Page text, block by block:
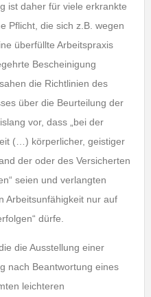
ist daher für viele erkrankte
Pflicht, die sich z.B. wegen
überfüllte Arbeitspraxis
Bescheinigung
die Richtlinien des
über die Beurteilung der
vor, dass „bei der
(…) körperlicher, geistiger
der oder des Versicherten
seien und verlangten
Arbeitsunfähigkeit nur auf
dürfe.
die Ausstellung einer
nach Beantwortung eines
leichteren